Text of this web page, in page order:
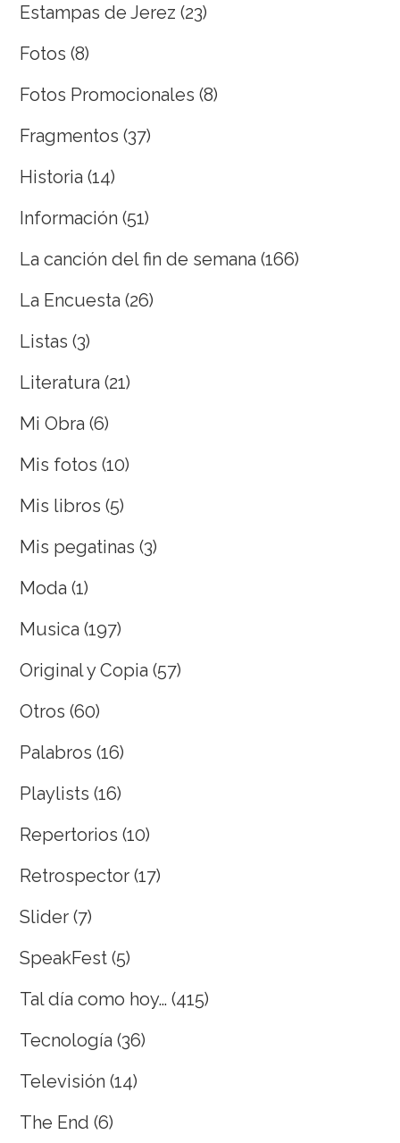
Estampas de Jerez (23)
Fotos (8)
Fotos Promocionales (8)
Fragmentos (37)
Historia (14)
Información (51)
La canción del fin de semana (166)
La Encuesta (26)
Listas (3)
Literatura (21)
Mi Obra (6)
Mis fotos (10)
Mis libros (5)
Mis pegatinas (3)
Moda (1)
Musica (197)
Original y Copia (57)
Otros (60)
Palabros (16)
Playlists (16)
Repertorios (10)
Retrospector (17)
Slider (7)
SpeakFest (5)
Tal día como hoy… (415)
Tecnología (36)
Televisión (14)
The End (6)